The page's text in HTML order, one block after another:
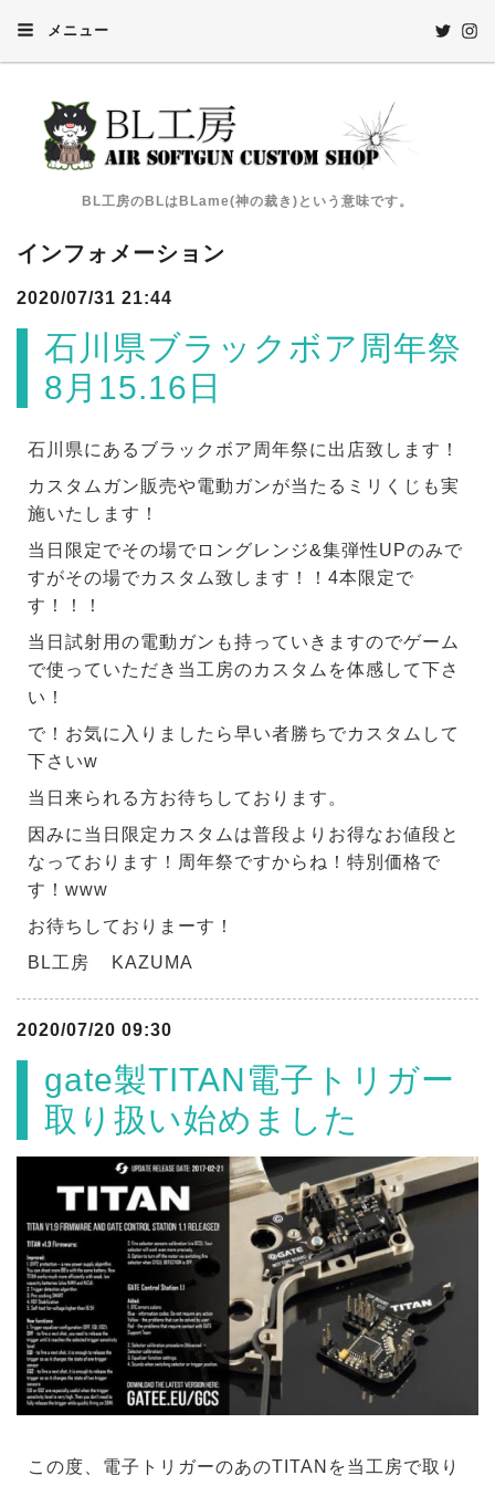
メニュー
BL工房のBLはBLame(神の裁き)という意味です。
インフォメーション
2020/07/31 21:44
石川県ブラックボア周年祭
8月15.16日
石川県にあるブラックボア周年祭に出店致します！
カスタムガン販売や電動ガンが当たるミリくじも実
施いたします！
当日限定でその場でロングレンジ&集弾性UPのみで
すがその場でカスタム致します！！4本限定で
す！！！
当日試射用の電動ガンも持っていきますのでゲーム
で使っていただき当工房のカスタムを体感して下さ
い！
で！お気に入りましたら早い者勝ちでカスタムして
下さいw
当日来られる方お待ちしております。
因みに当日限定カスタムは普段よりお得なお値段と
なっております！周年祭ですからね！特別価格で
す！www
お待ちしておりまーす！
BL工房 KAZUMA
2020/07/20 09:30
gate製TITAN電子トリガー
取り扱い始めました
この度、電子トリガーのあのTITANを当工房で取り